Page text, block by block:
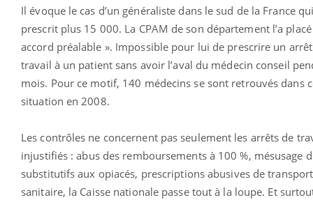
Il évoque le cas d’un généraliste dans le sud de la France
prescrit plus 15 000. La CPAM de son département l’a
accord préalable ». Impossible pour lui de prescrire un
travail à un patient sans avoir l’aval du médecin conseil
mois. Pour ce motif, 140 médecins se sont retrouvés dans
situation en 2008.
Les contrôles ne concernent pas seulement les arrêts de
injustifiés : abus des remboursements à 100 %, mésusage
substitutifs aux opiacés, prescriptions abusives de transport
sanitaire, la Caisse nationale passe tout à la loupe. Et